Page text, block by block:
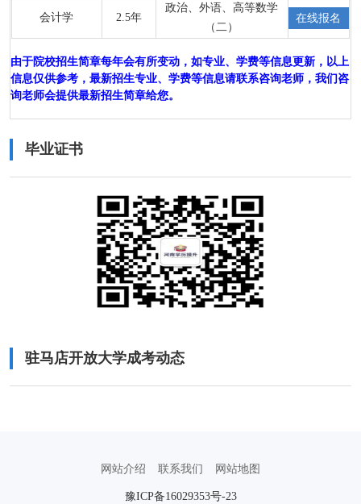
会计学 2.5年
政治、外语、高等数学
（二）
在线报名
由于院校招生简章每年会有所变动，如专业、学费等信息更新，以上
信息仅供参考，最新招生专业、学费等信息请联系咨询老师，我们咨
询老师会提供最新招生简章给您。
毕业证书
驻马店开放大学成考动态
网站介绍 联系我们 网站地图
豫ICP备16029353号-23